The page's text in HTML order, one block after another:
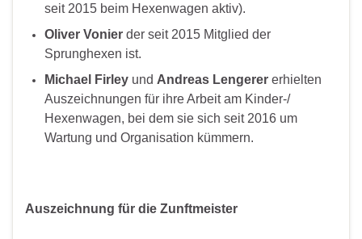
seit 2015 beim Hexenwagen aktiv).
Oliver Vonier der seit 2015 Mitglied der
Sprunghexen ist.
Michael Firley und Andreas Lengerer erhielten
Auszeichnungen für ihre Arbeit am Kinder-/
Hexenwagen, bei dem sie sich seit 2016 um
Wartung und Organisation kümmern.
Auszeichnung für die Zunftmeister